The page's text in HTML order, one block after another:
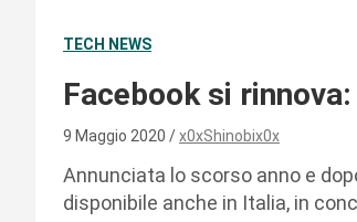
TECH NEWS
Facebook si
9 Maggio 2020 x0xShinobix0x
Annunciata lo scorso anno e
disponibile anche in Italia, in